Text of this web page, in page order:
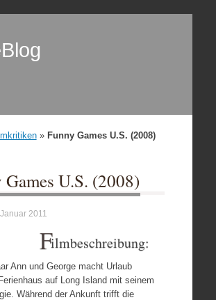
» Funny Games U.S. (2008)
U.S. (2008)
2011
Filmbeschreibung:
Ann und George macht Urlaub
auf Long Island mit seinem
Während der Ankunft trifft die